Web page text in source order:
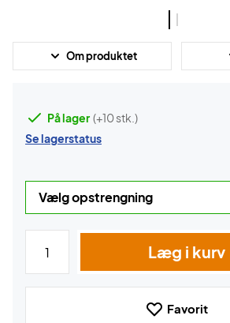
Om produktet
På lager (+10 stk.)
Se lagerstatus
Læg i kurv
Favorit